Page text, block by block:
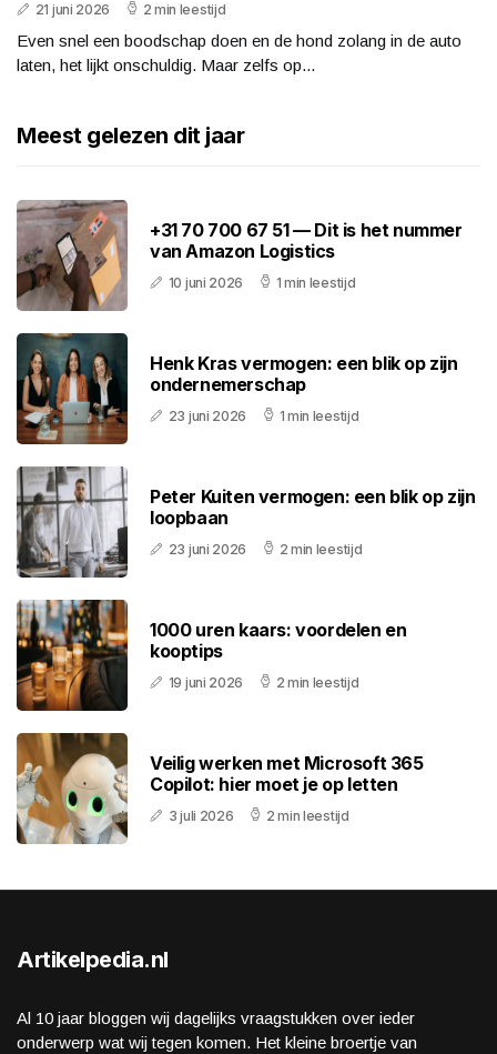
21 juni 2026 2 min leestijd
Even snel een boodschap doen en de hond zolang in de auto
laten, het lijkt onschuldig. Maar zelfs op...
Meest gelezen dit jaar
+31 70 700 67 51 — Dit is het nummer
van Amazon Logistics
10 juni 2026 1 min leestijd
Henk Kras vermogen: een blik op zijn
ondernemerschap
23 juni 2026 1 min leestijd
Peter Kuiten vermogen: een blik op zijn
loopbaan
23 juni 2026 2 min leestijd
1000 uren kaars: voordelen en
kooptips
19 juni 2026 2 min leestijd
Veilig werken met Microsoft 365
Copilot: hier moet je op letten
3 juli 2026 2 min leestijd
Artikelpedia.nl
Al 10 jaar bloggen wij dagelijks vraagstukken over ieder
onderwerp wat wij tegen komen. Het kleine broertje van